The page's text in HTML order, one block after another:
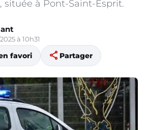
située à Pont-Saint-Esprit.
à 10h31
favori share Partager